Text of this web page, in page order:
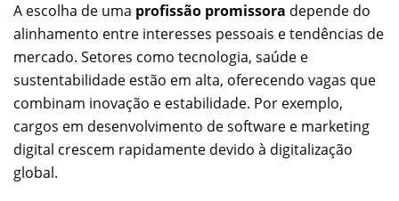
A escolha de uma profissão promissora depende do
alinhamento entre interesses pessoais e tendências de
mercado. Setores como tecnologia, saúde e
sustentabilidade estão em alta, oferecendo vagas que
combinam inovação e estabilidade. Por exemplo,
cargos em desenvolvimento de software e marketing
digital crescem rapidamente devido à digitalização
global.